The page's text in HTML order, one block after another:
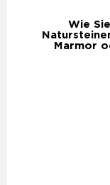
Wie
Marmor